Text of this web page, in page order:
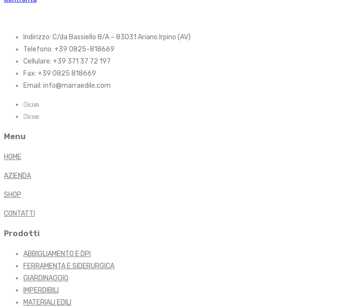
Indirizzo: C/da Bassiello 8/A – 83031 Ariano Irpino (AV)
Telefono: +39 0825-818669
Cellulare: +39 371 37 72 197
Fax: +39 0825 818669
Email: info@marraedile.com
icon
icon
Menu
HOME
AZIENDA
SHOP
CONTATTI
Prodotti
ABBIGLIAMENTO E DPI
FERRAMENTA E SIDERURGICA
GIARDINAGGIO
IMPERDIBILI
MATERIALI EDILI